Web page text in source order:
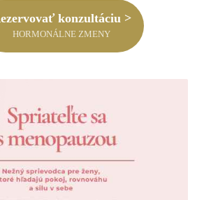
konzultáciu >
HORMONÁLNE ZMENY